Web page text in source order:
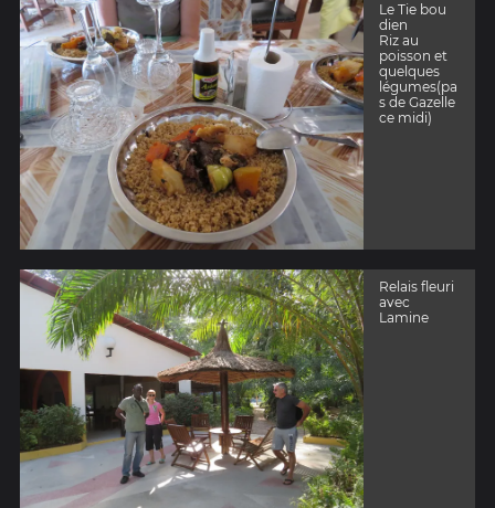
Le Tie bou
dien
Riz au
poisson et
quelques
légumes(pa
s de Gazelle
ce midi)
Relais fleuri
avec
Lamine